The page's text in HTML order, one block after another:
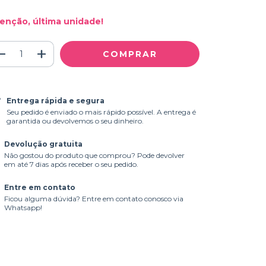
última unidade!
Entrega rápida e segura
Seu pedido é enviado o mais rápido possível. A entrega é
garantida ou devolvemos o seu dinheiro.
Devolução gratuita
Não gostou do produto que comprou? Pode devolver
em até 7 dias após receber o seu pedido.
Entre em contato
Ficou alguma dúvida? Entre em contato conosco via
Whatsapp!